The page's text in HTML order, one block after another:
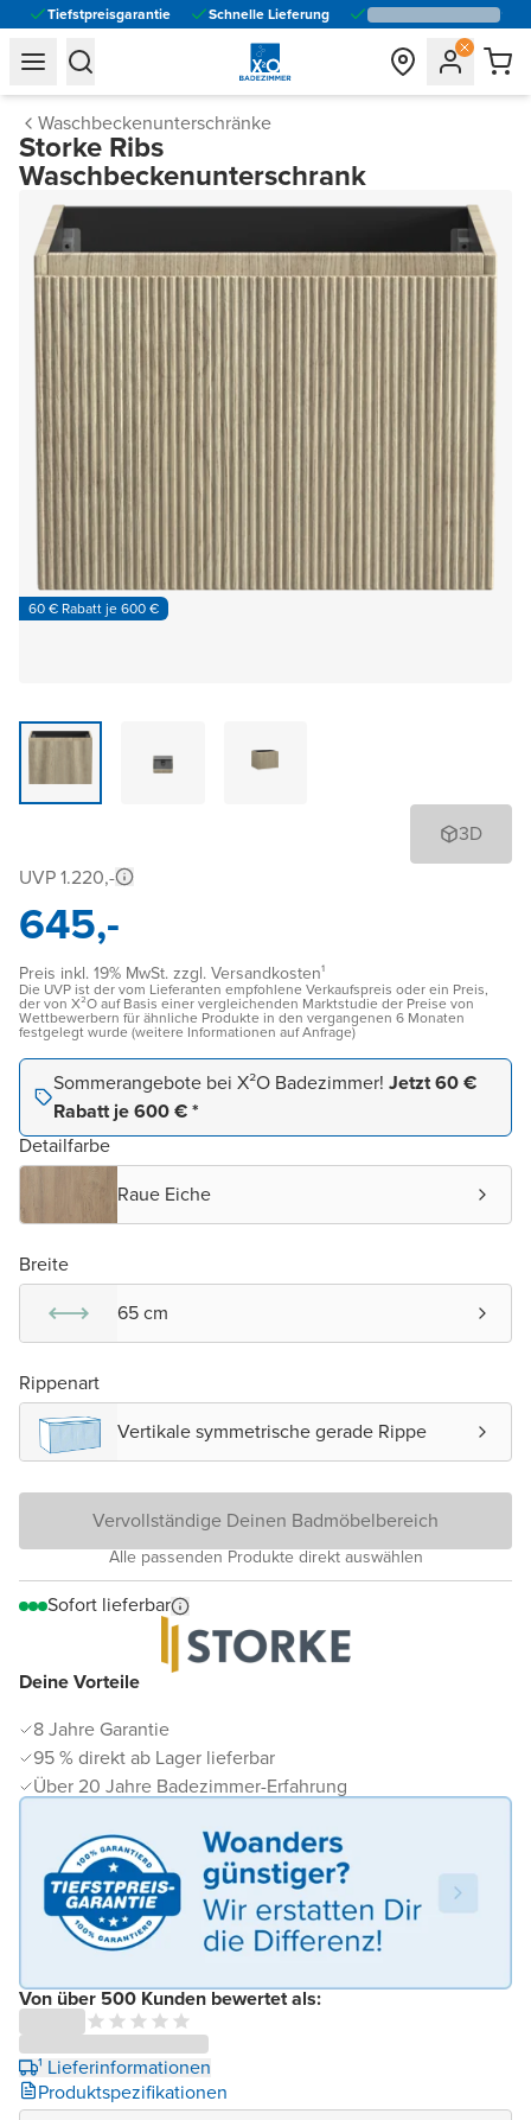
Tiefstpreisgarantie Schnelle Lieferung
general.navigation.toggle_menu.label
general.navigation.toggle_menu.label
Waschbeckenunterschränke
Storke Ribs
Waschbeckenunterschrank
60 € Rabatt je 600 €
3D
Deine Vorteile
8 Jahre Garantie
95 % direkt ab Lager lieferbar
Über 20 Jahre Badezimmer-Erfahrung
Von über 500 Kunden bewertet als:
¹ Lieferinformationen
Produktspezifikationen
UVP 1.220,-
645,-
Preis inkl. 19% MwSt. zzgl. Versandkosten¹
Die UVP ist der vom Lieferanten empfohlene Verkaufspreis oder ein Preis,
der von X²O auf Basis einer vergleichenden Marktstudie der Preise von
Wettbewerbern für ähnliche Produkte in den vergangenen 6 Monaten
festgelegt wurde (weitere Informationen auf Anfrage)
Sommerangebote bei X²O Badezimmer! Jetzt 60 €
Rabatt je 600 € *
Detailfarbe
Raue Eiche
Breite
65 cm
Rippenart
Vertikale symmetrische gerade Rippe
Vervollständige Deinen Badmöbelbereich
Alle passenden Produkte direkt auswählen
Sofort lieferbar